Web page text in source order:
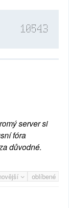
10543
server si
fóra
důvodné.
oblíbené